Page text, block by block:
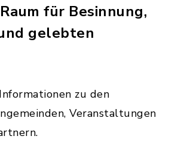
für Besinnung,
gelebten
zu den
Veranstaltungen